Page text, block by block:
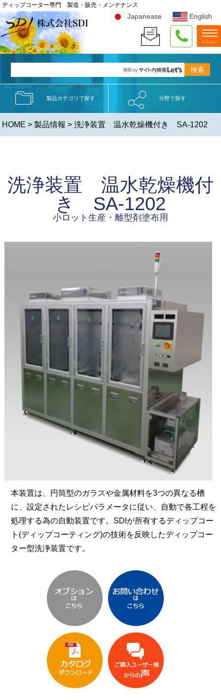
ディップコーター専門 製造・販売・メンテナンス
Japanease English
製品カテゴリで探す 分野で探す
HOME >製品情報 > 洗浄装置 温水乾燥機付き SA-1202
洗浄装置 温水乾燥機付
き SA-1202
小ロット生産・離型剤塗布用
本装置は、円筒型のガラスや金属材料を3つの異なる槽
に、設定されたレシピパラメータに従い、自動で各工程を
処理する為の自動装置です。SDIが所有するディップコー
ト(ディップコーティング)の技術を反映したディップコー
ター型洗浄装置です。